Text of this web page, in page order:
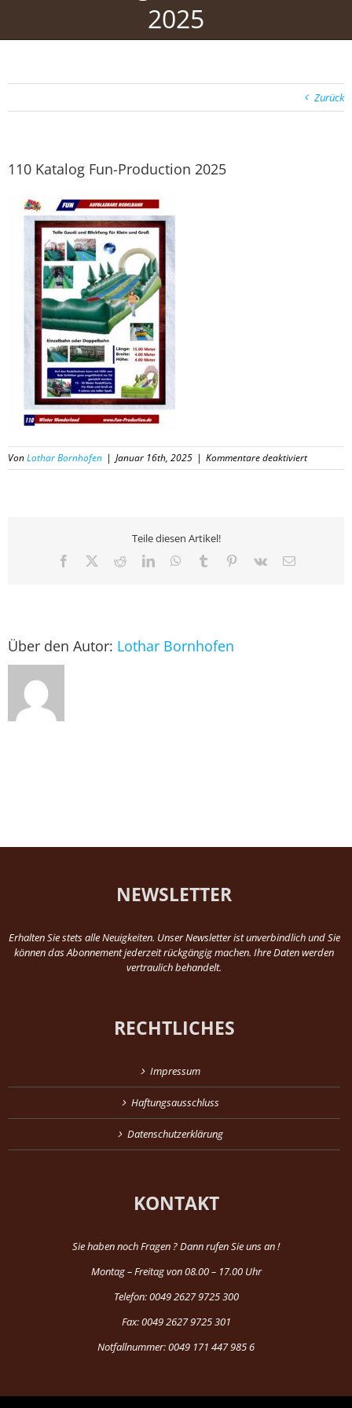
2025
Zurück
110 Katalog Fun-Production 2025
VonLothar Bornhofen | Januar 16th, 2025 | Kommentare deaktiviertfür
110
Teile diesen Artikel!
Facebook RedditLinkedInWhatsApp
Tumblr Pinterest
Vk
E-
Über den Autor: Lothar Bornhofen
NEWSLETTER
Erhalten Sie stets alle Neuigkeiten. Unser Newsletter ist unverbindlich und Sie
können das Abonnement jederzeit rückgängig machen. Ihre Daten werden
vertraulich behandelt.
RECHTLICHES
Impressum
Haftungsausschluss
Datenschutzerklärung
KONTAKT
Sie haben noch Fragen ? Dann rufen Sie uns an !
Montag – Freitag von 08.00 – 17.00 Uhr
Telefon: 0049 2627 9725 300
Fax: 0049 2627 9725 301
Notfallnummer: 0049 171 447 985 6